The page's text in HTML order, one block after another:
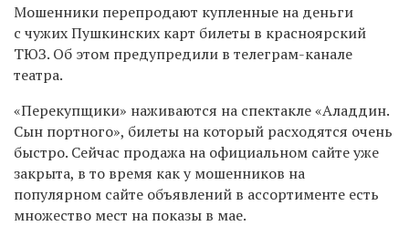
Мошенники перепродают купленные на деньги
с чужих Пушкинских карт билеты в красноярский
ТЮЗ. Об этом предупредили в телеграм-канале
театра.
«Перекупщики» наживаются на спектакле «Аладдин.
Сын портного», билеты на который расходятся очень
быстро. Сейчас продажа на официальном сайте уже
закрыта, в то время как у мошенников на
популярном сайте объявлений в ассортименте есть
множество мест на показы в мае.